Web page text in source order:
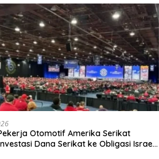
Otomotif Amerika Serikat
Dana Serikat ke Obligasi Israel,